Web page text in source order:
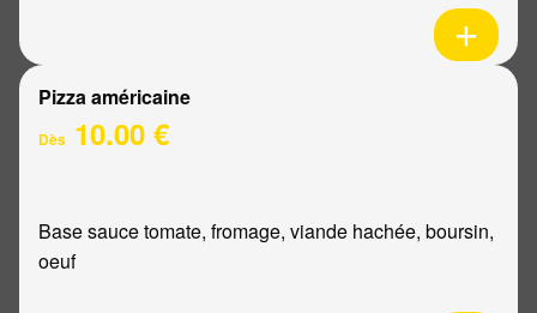
Pizza américaine
Dès 10.00 €
Base sauce tomate, fromage, viande hachée, boursin,
oeuf